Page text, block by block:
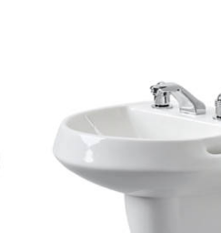
$72.81
through